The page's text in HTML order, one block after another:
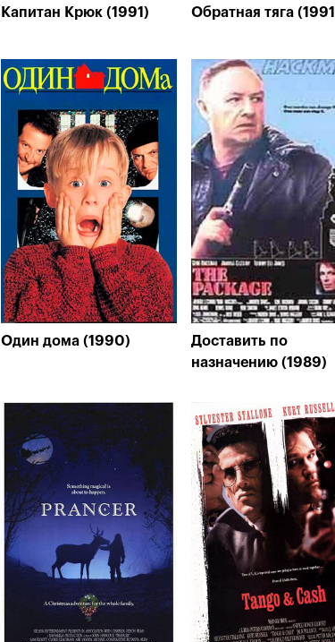
Капитан Крюк (1991) Обратная тяга
Один дома (1990)
Доставить по
назначению (1989)